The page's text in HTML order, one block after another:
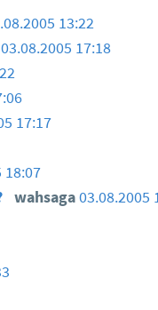
13:22
03.08.2005 17:18
17:17
18:07
wahsaga03.08.2005